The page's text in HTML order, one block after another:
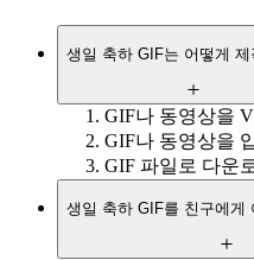
생일 축하 GIF는 어떻게 제
GIF나 동영상을
GIF나 동영상을
GIF 파일로 다운
생일 축하 GIF를 친구에게